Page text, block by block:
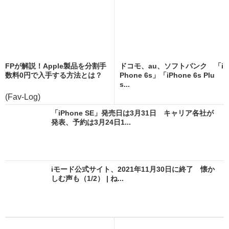
FPが解説！Apple製品を分割手
数料0円で入手する方法とは？
(Fav-Log)
ドコモ、au、ソフトバンク 「i
Phone 6s」「iPhone 6s Plu
s...
「iPhone SE」発売日は3月31日 キャリア各社が
発表、予約は3月24日1...
iモード公式サイト、2021年11月30日に終了 懐か
しむ声も（1/2） | ね...